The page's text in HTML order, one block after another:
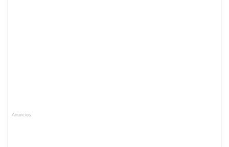
Anuncios.